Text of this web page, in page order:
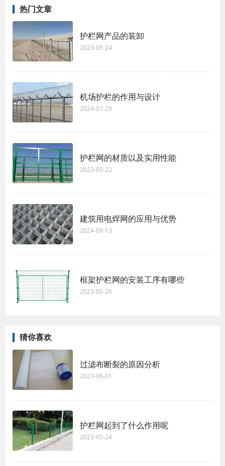
热门文章
护栏网产品的装卸
2023-05-24
机场护栏的作用与设计
2024-07-29
护栏网的材质以及实用性能
2023-05-22
建筑用电焊网的应用与优势
2024-09-13
框架护栏网的安装工序有哪些
2023-05-26
猜你喜欢
过滤布断裂的原因分析
2023-06-01
护栏网起到了什么作用呢
2023-05-24